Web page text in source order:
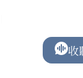
收